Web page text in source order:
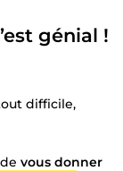
génial !
difficile,
vous donner